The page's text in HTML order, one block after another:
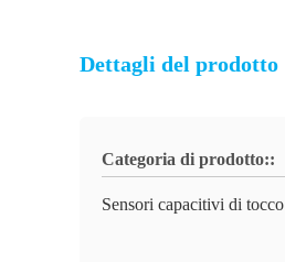
Dettagli del prodotto
Categoria di prodotto::
Sensori capacitivi di tocco